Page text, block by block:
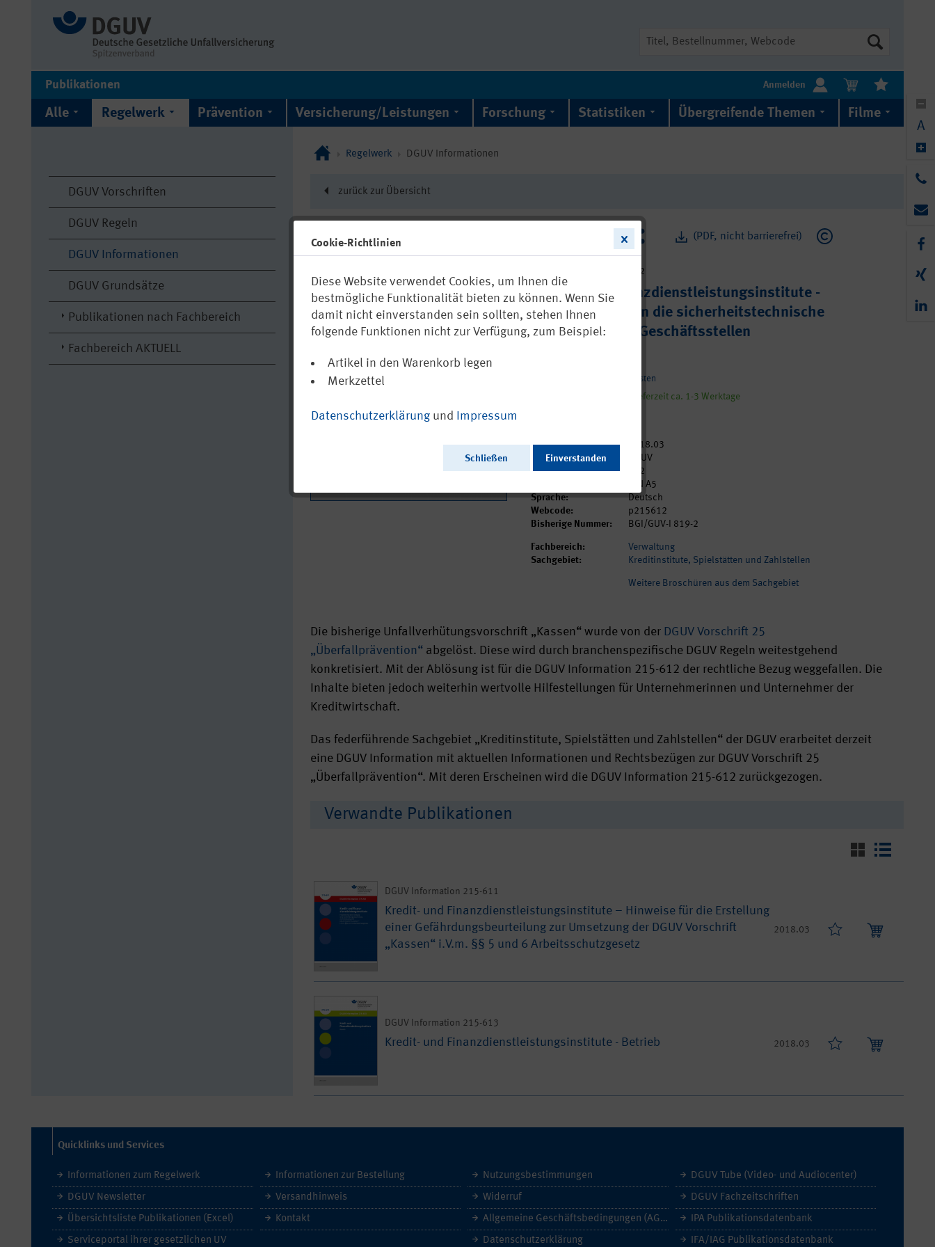
Publikationen Anmelden
Alle Regelwerk Prävention Versicherung/Leistungen Forschung Statistiken Übergreifende Themen Filme
DGUV Vorschriften
DGUV Regeln
DGUV Informationen
DGUV Grundsätze
Publikationen nach Fachbereich
Fachbereich AKTUELL
Regelwerk DGUV Informationen
zurück zur Übersicht
(PDF, nicht barrierefrei)
DGUV Information 215-612
Kredit- und Finanzdienstleistungsinstitute -
Anforderungen an die sicherheitstechnische
Ausrüstung von Geschäftsstellen
zzgl. Versandkosten
Sofort versandfertig, Lieferzeit ca. 1-3 Werktage
Ausgabedatum:
2018.03
Herausgeber:
DGUV
Seitenzahl:
132
DIN A5
Sprache:
Deutsch
Webcode:
p215612
Bisherige Nummer:
BGI/GUV-I 819-2
Fachbereich:
Verwaltung
Sachgebiet:
Kreditinstitute, Spielstätten und Zahlstellen
Weitere Broschüren aus dem Sachgebiet
Die bisherige Unfallverhütungsvorschrift „Kassen“ wurde von der DGUV Vorschrift 25
„Überfallprävention“ abgelöst. Diese wird durch branchenspezifische DGUV Regeln weitestgehend
konkretisiert. Mit der Ablösung ist für die DGUV Information 215-612 der rechtliche Bezug weggefallen. Die
Inhalte bieten jedoch weiterhin wertvolle Hilfestellungen für Unternehmerinnen und Unternehmer der
Kreditwirtschaft.
Das federführende Sachgebiet „Kreditinstitute, Spielstätten und Zahlstellen“ der DGUV erarbeitet derzeit
eine DGUV Information mit aktuellen Informationen und Rechtsbezügen zur DGUV Vorschrift 25
„Überfallprävention“. Mit deren Erscheinen wird die DGUV Information 215-612 zurückgezogen.
Verwandte Publikationen
DGUV Information 215-611
Kredit- und Finanzdienstleistungsinstitute – Hinweise für die Erstellung
einer Gefährdungsbeurteilung zur Umsetzung der DGUV Vorschrift
„Kassen“ i.V.m. §§ 5 und 6 Arbeitsschutzgesetz
2018.03
DGUV Information 215-613
Kredit- und Finanzdienstleistungsinstitute - Betrieb 2018.03
Quicklinks und Services
Informationen zum Regelwerk
DGUV Newsletter
Übersichtsliste Publikationen (Excel)
Serviceportal ihrer gesetzlichen UV
Informationen zur Bestellung
Versandhinweis
Kontakt
Nutzungsbestimmungen
Widerruf
Allgemeine Geschäftsbedingungen (AGB)
Datenschutzerklärung
DGUV Tube (Video- und Audiocenter)
DGUV Fachzeitschriften
IPA Publikationsdatenbank
IFA/IAG Publikationsdatenbank
A
Cookie-Richtlinien
Diese Website verwendet Cookies, um Ihnen die
bestmögliche Funktionalität bieten zu können. Wenn Sie
damit nicht einverstanden sein sollten, stehen Ihnen
folgende Funktionen nicht zur Verfügung, zum Beispiel:
Artikel in den Warenkorb legen
Merkzettel
Datenschutzerklärung und Impressum
Schließen Einverstanden